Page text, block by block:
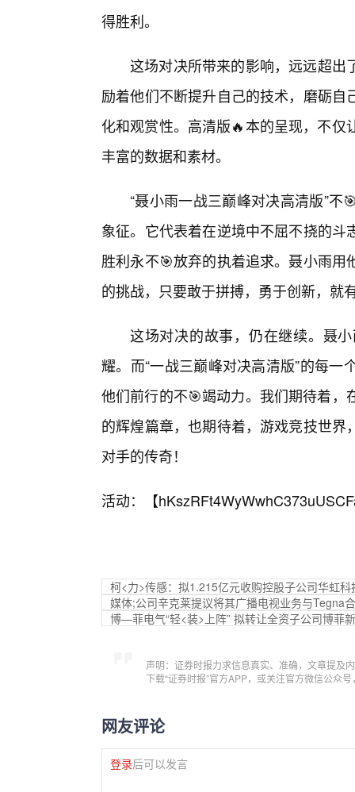
得胜利。
这场对决所带来的影响，远远超出
励着他们不断提升自己的技术，磨砺
化和观赏性。高清版🔥本的呈现，不
丰富的数据和素材。
“聂小雨一战三巅峰对决高清版”
象征。它代表着在逆境中不屈不挠的
胜利永不🎯放弃的执着追求。聂小雨
的挑战，只要敢于拼搏，勇于创新，就
这场对决的故事，仍在继续。聂
耀。而“一战三巅峰对决高清版”的每
他们前行的不🎯竭动力。我们期待着
的辉煌篇章，也期待着，游戏竞技世
对手的传奇！
活动：【
柯<力>传感：拟1.215亿元收购控股子公司华虹
媒体;公司辛克莱提议将其广播电视业务与Tegna
博—菲电气“轻<装>上阵” 拟转让全资子公司博菲
声明：证券时报力求信息真实、准确，文章提及
下载“证券时报”官方APP，或关注官方微信公众
网友评论
登录后可以发言